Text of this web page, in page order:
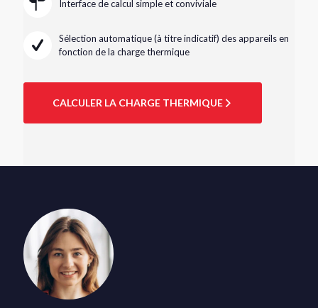
Interface de calcul simple et conviviale
Sélection automatique (à titre indicatif) des appareils en
fonction de la charge thermique
CALCULER LA CHARGE THERMIQUE